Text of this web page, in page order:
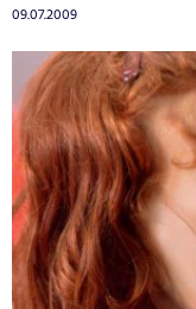
09.07.2009